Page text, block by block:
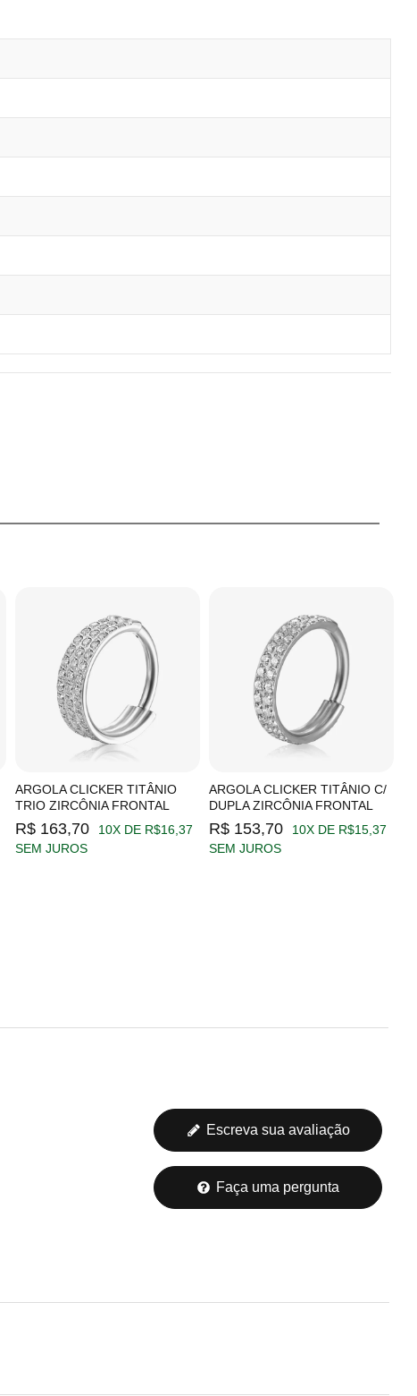
ARGOLA CLICKER TITÂNIO
TRIO ZIRCÔNIA FRONTAL
R$ 163,70
10X DE R$16,37
SEM JUROS
ARGOLA CLICKER TITÂNIO C/
DUPLA ZIRCÔNIA FRONTAL
R$ 153,70
10X DE R$15,37
SEM JUROS
Escreva sua avaliação
Faça uma pergunta